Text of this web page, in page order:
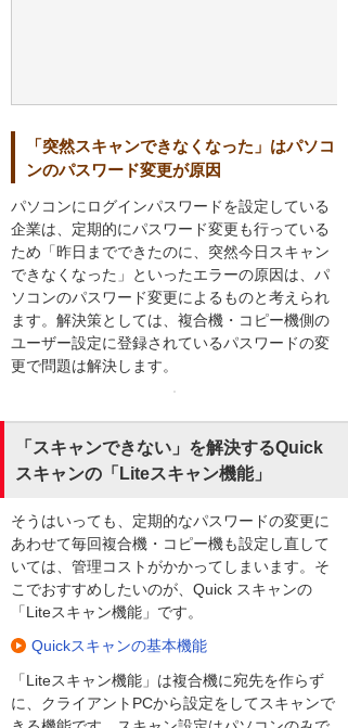
「突然スキャンできなくなった」はパソコ
ンのパスワード変更が原因
パソコンにログインパスワードを設定している
企業は、定期的にパスワード変更も行っている
ため「昨日までできたのに、突然今日スキャン
できなくなった」といったエラーの原因は、パ
ソコンのパスワード変更によるものと考えられ
ます。解決策としては、複合機・コピー機側の
ユーザー設定に登録されているパスワードの変
更で問題は解決します。
「スキャンできない」を解決するQuick
スキャンの「Liteスキャン機能」
そうはいっても、定期的なパスワードの変更に
あわせて毎回複合機・コピー機も設定し直して
いては、管理コストがかかってしまいます。そ
こでおすすめしたいのが、Quick スキャンの
「Liteスキャン機能」です。
Quickスキャンの基本機能
「Liteスキャン機能」は複合機に宛先を作らず
に、クライアントPCから設定をしてスキャンで